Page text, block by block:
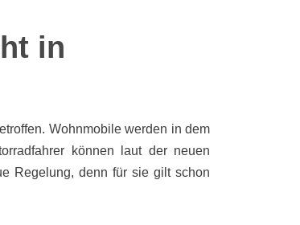
in
Wohnmobile werden in dem
können laut der neuen
Regelung, denn für sie gilt schon